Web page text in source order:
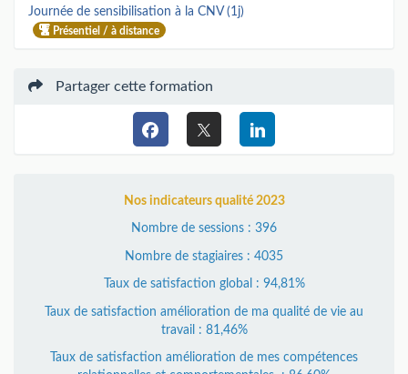
Journée de sensibilisation à la CNV (1j)
Présentiel / à distance
Partager cette formation
Nos indicateurs qualité 2023
Nombre de sessions : 396
Nombre de stagiaires : 4035
Taux de satisfaction global : 94,81%
Taux de satisfaction amélioration de ma qualité de vie au
travail : 81,46%
Taux de satisfaction amélioration de mes compétences